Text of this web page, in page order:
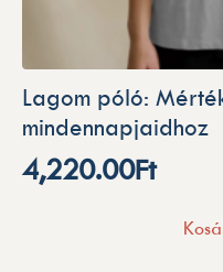
Lagom póló:
mindennapjaidhoz
4,220.00Ft